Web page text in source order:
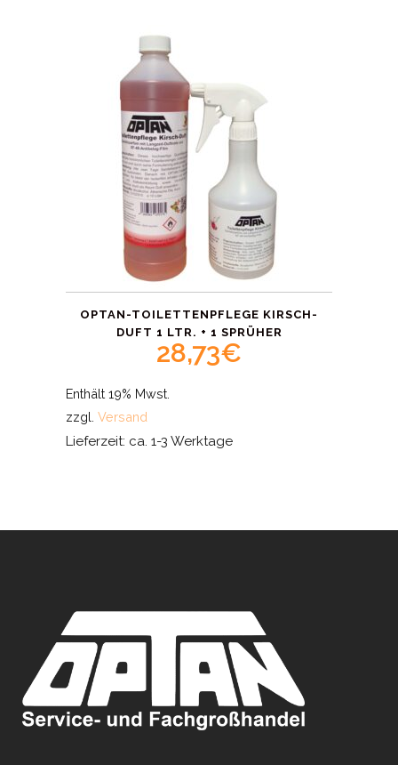
OPTAN-TOILETTENPFLEGE KIRSCH-
DUFT 1 LTR. + 1 SPRÜHER
28,73€
Enthält 19% Mwst.
zzgl. Versand
Lieferzeit: ca. 1-3 Werktage